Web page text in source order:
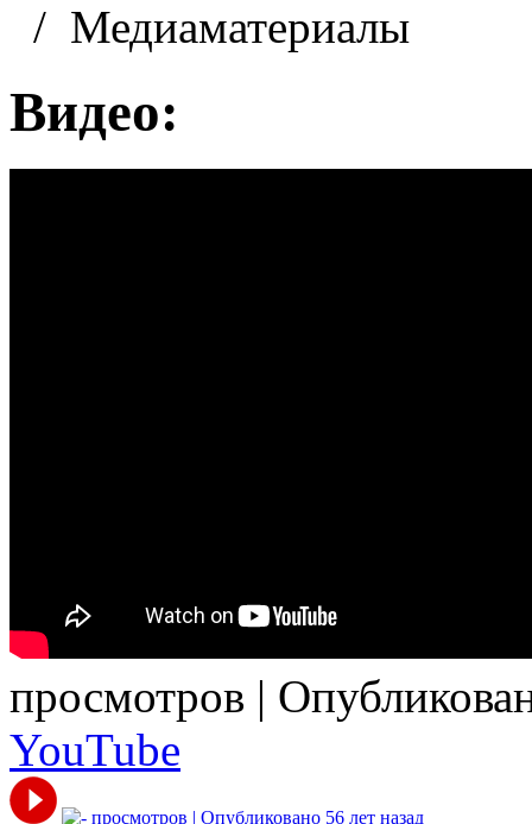
/ Медиаматериалы
Видео:
просмотров |
YouTube